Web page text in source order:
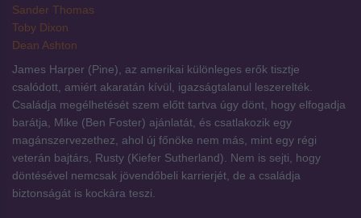
Sander Thomas
Toby Dixon
Dean Ashton
James Harper (Pine), az amerikai különleges erők tisztje
csalódott, amiért akaratán kívül, igazságtalanul leszerelték.
Családja megélhetését szem előtt tartva úgy dönt, hogy elfogadja
barátja, Mike (Ben Foster) ajánlatát, és csatlakozik egy
magánszervezethez, ahol új főnöke nem más, mint egy régi
veterán bajtárs, Rusty (Kiefer Sutherland). Nem is sejti, hogy
döntésével nemcsak jövendőbeli karrierjét, de a családja
biztonságát is kockára teszi.